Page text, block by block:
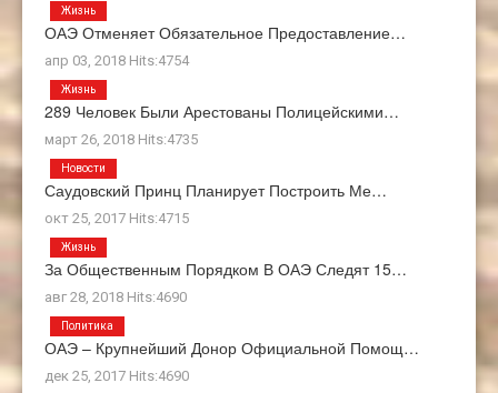
ОАЭ Отменяет Обязательное Предоставление…
апр 03, 2018 Hits:4754
Жизнь
289 Человек Были Арестованы Полицейскими…
март 26, 2018 Hits:4735
Жизнь
Саудовский Принц Планирует Построить Ме…
окт 25, 2017 Hits:4715
Новости
За Общественным Порядком В ОАЭ Следят 15…
авг 28, 2018 Hits:4690
Жизнь
ОАЭ – Крупнейший Донор Официальной Помощ…
дек 25, 2017 Hits:4690
Политика